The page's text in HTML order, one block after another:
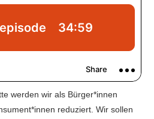
werden wir als Bürger*innen
reduziert. Wir sollen